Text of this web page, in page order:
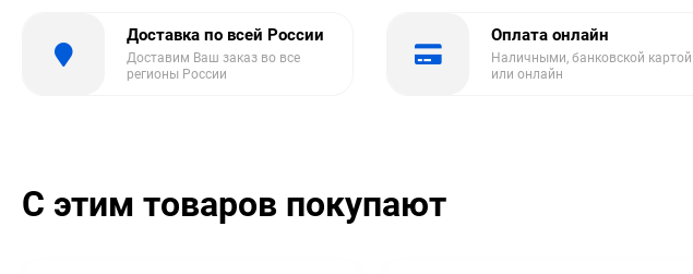
Доставка по всей России
Доставим Ваш заказ во все
регионы России
Оплата онлайн
Наличными, банковской картой
или онлайн
С этим товаров покупают